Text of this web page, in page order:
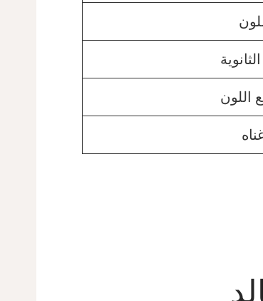
اللون